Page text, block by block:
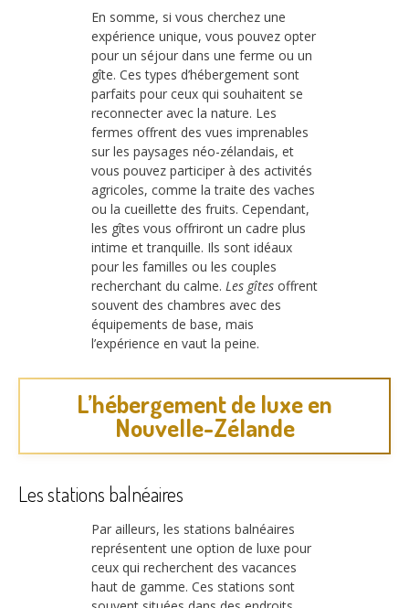
En somme, si vous cherchez une
expérience unique, vous pouvez opter
pour un séjour dans une ferme ou un
gîte. Ces types d’hébergement sont
parfaits pour ceux qui souhaitent se
reconnecter avec la nature. Les
fermes offrent des vues imprenables
sur les paysages néo-zélandais, et
vous pouvez participer à des activités
agricoles, comme la traite des vaches
ou la cueillette des fruits. Cependant,
les gîtes vous offriront un cadre plus
intime et tranquille. Ils sont idéaux
pour les familles ou les couples
recherchant du calme. Les gîtes offrent
souvent des chambres avec des
équipements de base, mais
l’expérience en vaut la peine.
L’hébergement de luxe en
Nouvelle-Zélande
Les stations balnéaires
Par ailleurs, les stations balnéaires
représentent une option de luxe pour
ceux qui recherchent des vacances
haut de gamme. Ces stations sont